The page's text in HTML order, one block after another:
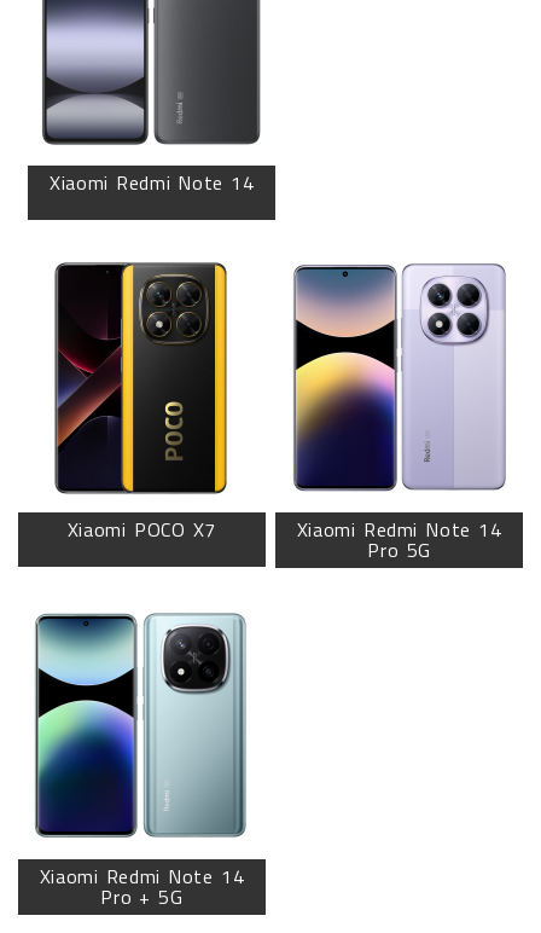
Xiaomi Redmi Note 14
Xiaomi POCO X7 Xiaomi Redmi Note 14
Pro 5G
Xiaomi Redmi Note 14
Pro + 5G